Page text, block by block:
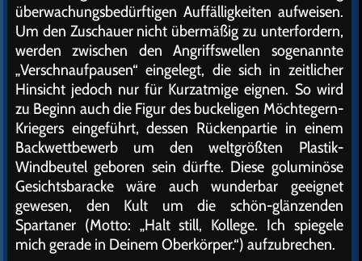
überwachungsbedürftigen Auffälligkeiten aufweisen.
Um den Zuschauer nicht übermäßig zu unterfordern,
werden zwischen den Angriffswellen sogenannte
„Verschnaufpausen“ eingelegt, die sich in zeitlicher
Hinsicht jedoch nur für Kurzatmige eignen. So wird
zu Beginn auch die Figur des buckeligen Möchtegern-
Kriegers eingeführt, dessen Rückenpartie in einem
Backwettbewerb um den weltgrößten Plastik-
Windbeutel geboren sein dürfte. Diese goluminöse
Gesichtsbaracke wäre auch wunderbar geeignet
gewesen, den Kult um die schön-glänzenden
Spartaner (Motto: „Halt still, Kollege. Ich spiegele
mich gerade in Deinem Oberkörper.“) aufzubrechen.